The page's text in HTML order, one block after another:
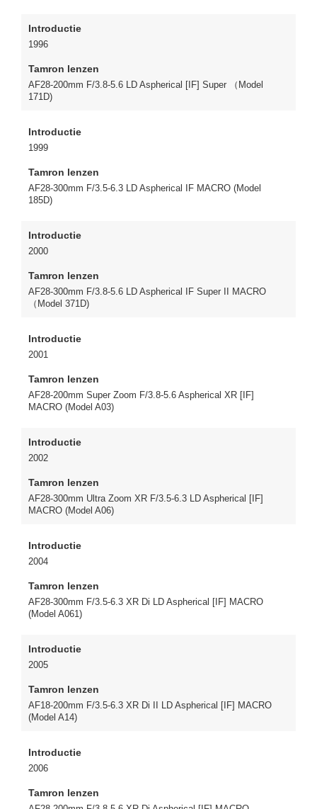
Introductie
1996
Tamron lenzen
AF28-200mm F/3.8-5.6 LD Aspherical [IF] Super （Model
171D)
Introductie
1999
Tamron lenzen
AF28-300mm F/3.5-6.3 LD Aspherical IF MACRO (Model
185D)
Introductie
2000
Tamron lenzen
AF28-300mm F/3.8-5.6 LD Aspherical IF Super II MACRO
（Model 371D)
Introductie
2001
Tamron lenzen
AF28-200mm Super Zoom F/3.8-5.6 Aspherical XR [IF]
MACRO (Model A03)
Introductie
2002
Tamron lenzen
AF28-300mm Ultra Zoom XR F/3.5-6.3 LD Aspherical [IF]
MACRO (Model A06)
Introductie
2004
Tamron lenzen
AF28-300mm F/3.5-6.3 XR Di LD Aspherical [IF] MACRO
(Model A061)
Introductie
2005
Tamron lenzen
AF18-200mm F/3.5-6.3 XR Di II LD Aspherical [IF] MACRO
(Model A14)
Introductie
2006
Tamron lenzen